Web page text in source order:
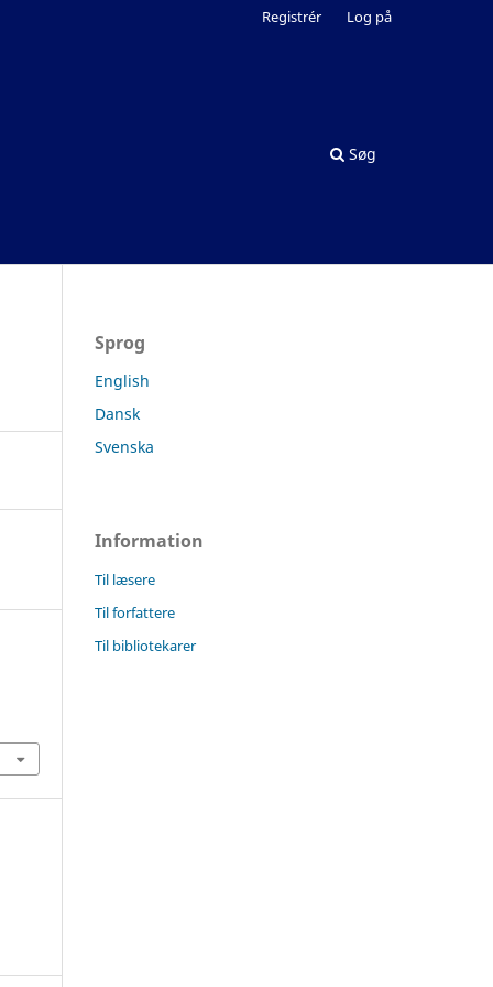
Søg
Registrér Log på
Sprog
English
Dansk
Svenska
Information
Til læsere
Til forfattere
Til bibliotekarer